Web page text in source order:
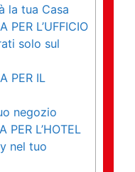
la tua Casa
PER L’UFFICIO
solo sul
PER IL
negozio
PER L’HOTEL
nel tuo